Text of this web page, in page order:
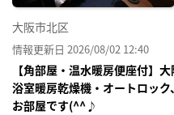
大阪市北区
情報更新日 2026/08/02 12:40
【角部屋・温水暖房便座付】
浴室暖房乾燥機・オートロッ
お部屋です(^^♪